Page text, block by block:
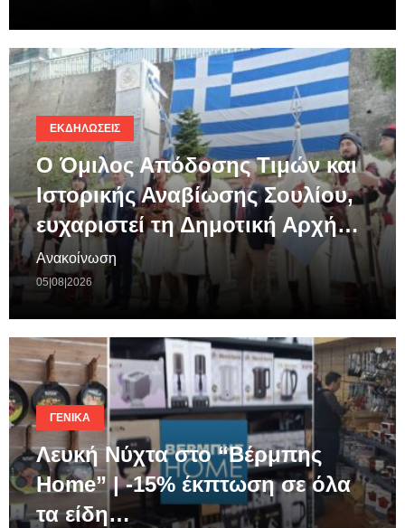
ΕΚΔΗΛΏΣΕΙΣ
Ο Όμιλος Απόδοσης Τιμών και
Ιστορικής Αναβίωσης Σουλίου,
ευχαριστεί τη Δημοτική Αρχή…
Ανακοίνωση
05|08|2026
ΓΕΝΙΚΆ
Λευκή Νύχτα στο “Βέρμπης
Home” | -15% έκπτωση σε όλα
τα είδη…